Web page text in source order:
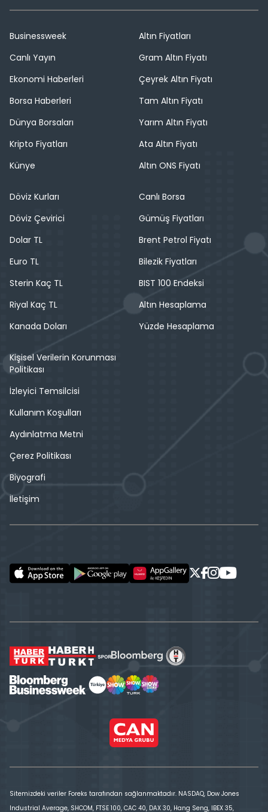
Businessweek
Canlı Yayın
Ekonomi Haberleri
Borsa Haberleri
Dünya Borsaları
Kripto Fiyatları
Künye
Altın Fiyatları
Gram Altın Fiyatı
Çeyrek Altın Fiyatı
Tam Altın Fiyatı
Yarım Altın Fiyatı
Ata Altın Fiyatı
Altın ONS Fiyatı
Döviz Kurları
Döviz Çevirici
Dolar TL
Euro TL
Sterin Kaç TL
Riyal Kaç TL
Kanada Doları
Canlı Borsa
Gümüş Fiyatları
Brent Petrol Fiyatı
Bilezik Fiyatları
BIST 100 Endeksi
Altın Hesaplama
Yüzde Hesaplama
Kişisel Verilerin Korunması
Politikası
İzleyici Temsilcisi
Kullanım Koşulları
Aydınlatma Metni
Çerez Politikası
Biyografi
İletişim
Sitemizdeki veriler Foreks tarafından sağlanmaktadır. NASDAQ, Dow Jones
Industrial Average, SHCOM, FTSE 100, CAC 40, DAX 30, Hang Seng, IBEX 35,